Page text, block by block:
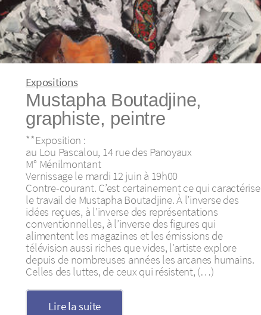
Expositions
Mustapha Boutadjine,
graphiste, peintre
**Exposition :
au Lou Pascalou, 14 rue des Panoyaux
M° Ménilmontant
Vernissage le mardi 12 juin à 19h00
Contre-courant. C’est certainement ce qui caractérise
le travail de Mustapha Boutadjine. À l’inverse des
idées reçues, à l’inverse des représentations
conventionnelles, à l’inverse des figures qui
alimentent les magazines et les émissions de
télévision aussi riches que vides, l’artiste explore
depuis de nombreuses années les arcanes humains.
Celles des luttes, de ceux qui résistent, (…)
Lire la suite